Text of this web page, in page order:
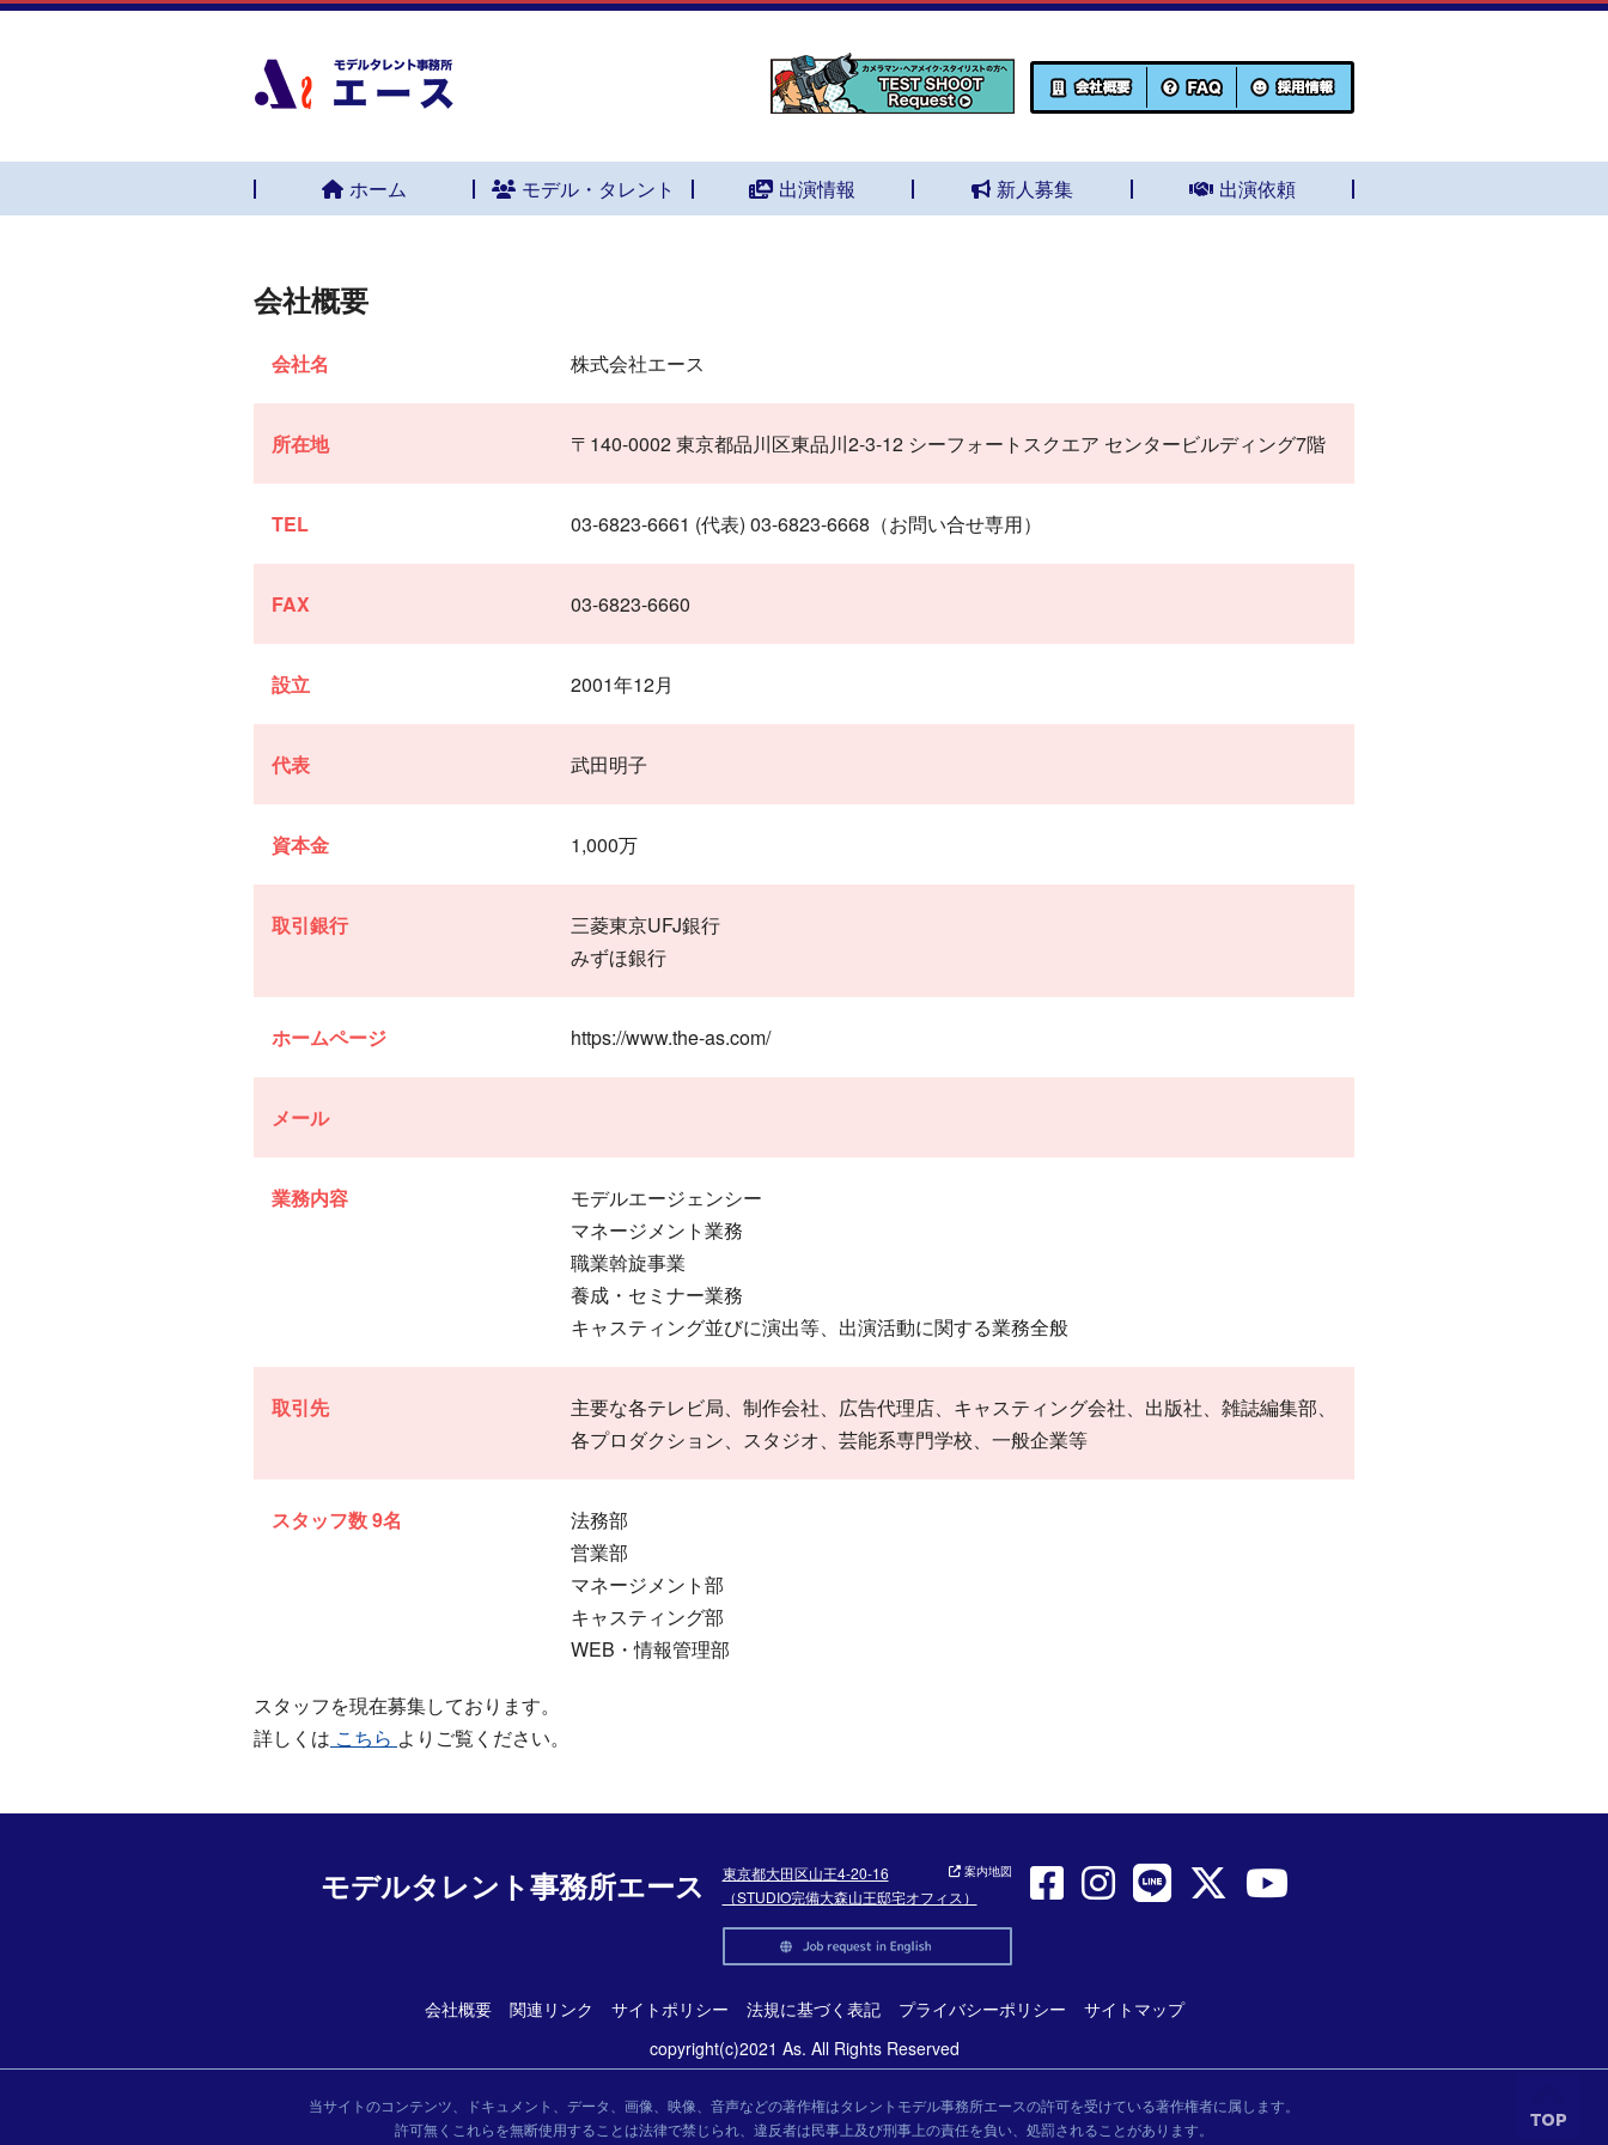
ホーム モデル・タレント 出演情報 新人募集 出演依頼
会社概要
会社名 株式会社エース
所在地 〒140-0002 東京都品川区東品川2-3-12 シーフォートスクエア センタービルディング7階
TEL 03-6823-6661 (代表) 03-6823-6668（お問い合せ専用）
FAX 03-6823-6660
設立 2001年12月
代表 武田明子
資本金 1,000万
取引銀行
三菱東京UFJ銀行
みずほ銀行
ホームページ https://www.the-as.com/
メール
業務内容
モデルエージェンシー
マネージメント業務
職業斡旋事業
養成・セミナー業務
キャスティング並びに演出等、出演活動に関する業務全般
取引先
主要な各テレビ局、制作会社、広告代理店、キャスティング会社、出版社、雑誌編集部、
各プロダクション、スタジオ、芸能系専門学校、一般企業等
スタッフ数 9名
法務部
営業部
マネージメント部
キャスティング部
WEB・情報管理部
スタッフを現在募集しております。
詳しくは こちら よりご覧ください。
モデルタレント事務所エース
東京都大田区山王4-20-16
（STUDIO完備大森山王邸宅オフィス）
案内地図
会社概要 関連リンク サイトポリシー 法規に基づく表記 プライバシーポリシー
サイトマップ
copyright(c)2021 As. All Rights Reserved
当サイトのコンテンツ、ドキュメント、データ、画像、映像、音声などの著作権はタレントモデル事務所エースの許可を受けている著作権者に属します。
許可無くこれらを無断使用することは法律で禁じられ、違反者は民事上及び刑事上の責任を負い、処罰されることがあります。